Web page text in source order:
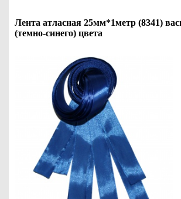
Лента атласная 25мм*1метр (8341)
(темно-синего) цвета